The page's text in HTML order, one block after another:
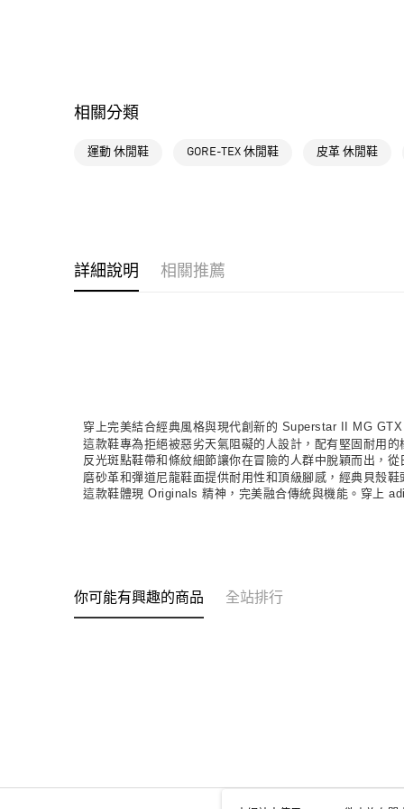
相關分類
運動 休閒鞋 GORE-TEX 休閒鞋 皮革 休閒鞋
詳細說明 相關推薦
穿上完美結合經典風格與現代創新的 Superstar II MG
這款鞋專為拒絕被惡劣天氣阻礙的人設計，配有堅固耐用
反光斑點鞋帶和條紋細節讓你在冒險的人群中脫穎而出，
磨砂革和彈道尼龍鞋面提供耐用性和頂級腳感，經典貝殼
這款鞋體現 Originals 精神，完美融合傳統與機能。穿上
你可能有興趣的商品 全站排行